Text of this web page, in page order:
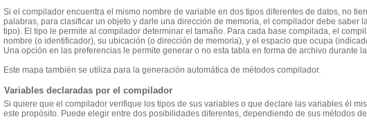
Si el compilador encuentra el mismo nombre de variable en dos tipos diferentes de datos, no
palabras, para clasificar un objeto y darle una dirección de memoria, el compilador debe saber
tipo). El tipo le permite al compilador determinar el tamaño. Para cada base compilada, el
nombre (o identificador), su ubicación (o dirección de memoria), y el espacio que ocupa
Una opción en las preferencias le permite generar o no esta tabla en forma de archivo durante
Este mapa también se utiliza para la generación automática de métodos compilador.
Variables declaradas por el compilador
Si quiere que el compilador verifique los tipos de sus variables o que declare las variables él
este propósito. Puede elegir entre dos posibilidades diferentes, dependiendo de sus métodos